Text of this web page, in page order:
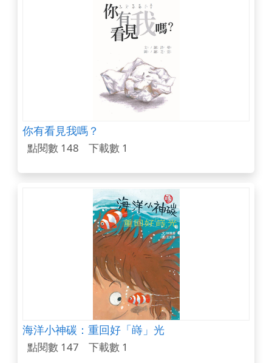
你有看見我嗎？
點閱數 148 下載數 1
海洋小神碳：重回好「嵵」光
點閱數 147 下載數 1